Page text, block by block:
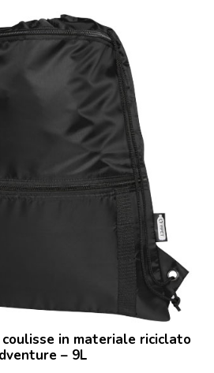
in materiale riciclato
– 9L